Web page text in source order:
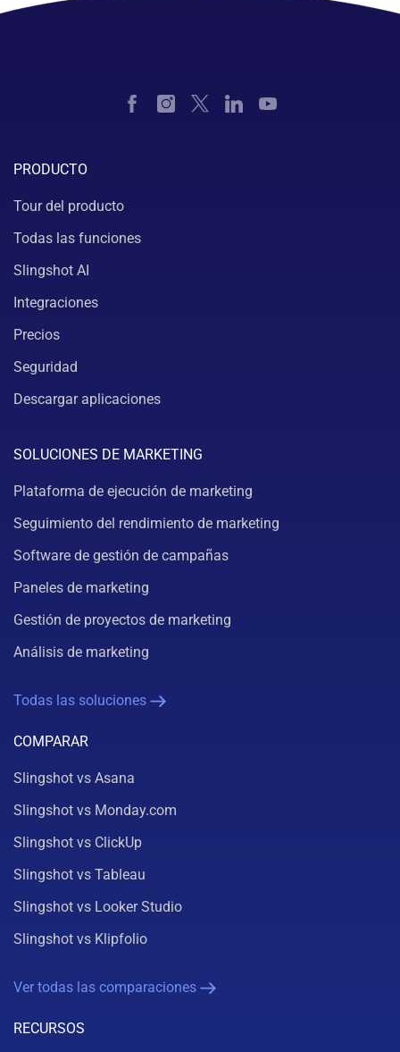
PRODUCTO
Tour del producto
Todas las funciones
Slingshot AI
Integraciones
Precios
Seguridad
Descargar aplicaciones
SOLUCIONES DE MARKETING
Plataforma de ejecución de marketing
Seguimiento del rendimiento de marketing
Software de gestión de campañas
Paneles de marketing
Gestión de proyectos de marketing
Análisis de marketing
Todas las soluciones
COMPARAR
Slingshot vs Asana
Slingshot vs Monday.com
Slingshot vs ClickUp
Slingshot vs Tableau
Slingshot vs Looker Studio
Slingshot vs Klipfolio
Ver todas las comparaciones
RECURSOS